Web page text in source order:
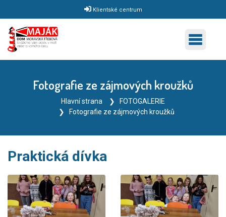
Klientské centrum
Fotografie ze zájmových kroužků
Hlavní strana
FOTOGALERIE
Fotografie ze zájmových kroužků
Praktická dívka